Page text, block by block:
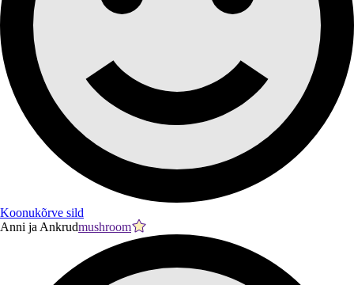
Koonukõrve sild
Anni ja Ankrudmushroom